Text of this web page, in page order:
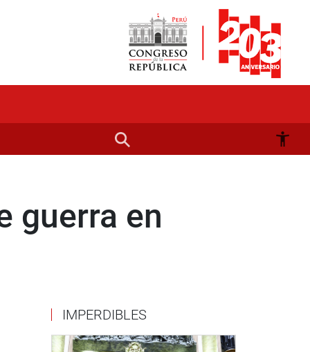
guerra en
IMPERDIBLES